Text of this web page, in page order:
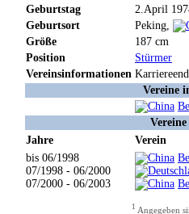
Geburtstag
2.April
Geburtsort
Peking,
Größe
187 cm
Position
Stürmer
Vereinsinformationen
Vereine
Jahre
Verein
bis 06/1998
07/1998 - 06/2000
07/2000 - 06/2003
1 Angegeben